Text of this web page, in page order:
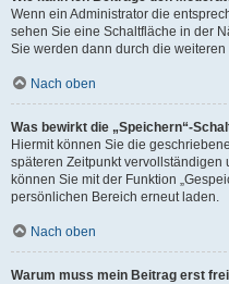
Wenn ein Administrator die
sehen Sie eine Schaltfläche in der
Sie werden dann durch die weiteren
Nach oben
Was bewirkt die „Speichern“-
Hiermit können Sie die
späteren Zeitpunkt
können Sie mit der Funktion
persönlichen Bereich erneut laden.
Nach oben
Warum muss mein Beitrag erst